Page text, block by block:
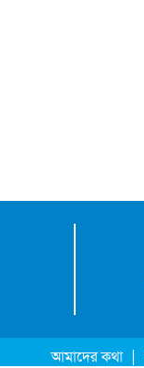
আমাদের কথা |